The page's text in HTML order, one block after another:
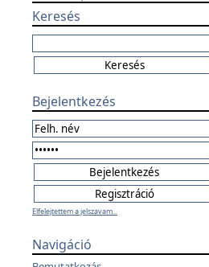
Keresés
Bejelentkezés
Elfelejtettem a jelszavam...
Navigáció